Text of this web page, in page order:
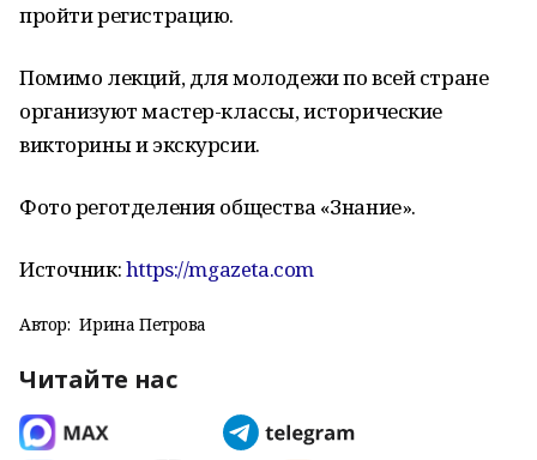
пройти регистрацию.
Помимо лекций, для молодежи по всей стране
организуют мастер-классы, исторические
викторины и экскурсии.
Фото реготделения общества «Знание».
Источник:https://mgazeta.com
Автор: Ирина Петрова
Читайте нас